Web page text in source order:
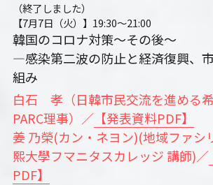
（終了しました）
【7月7日（火）】19:30～21:00
韓国のコロナ対策～その後～
―感染第二波の防止と経済復興、
組み
白石　孝（日韓市民交流を進める
PARC理事）／ 【発表資料PDF】
姜 乃榮(カン・ネヨン)(地域ファシ
熙大學フマニタスカレッジ 講師)／
PDF】